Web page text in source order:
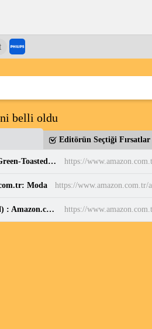
belli oldu
Editörün Seçtiği Fırsatlar
PUMA Puma Smash 3.0 Etiqueta Unisex Yetişkin Spor Ayakkabı, Olive Green-Toasted Almond, 37 : Amazon.com.tr: Moda https://
Moda
Sessiz, Cam Yüzeyli, Metal halkalı, Dekoratif Duvar Saati (Antrasit Gold) : Amazon.com.tr: Ev ve Yaşam https://